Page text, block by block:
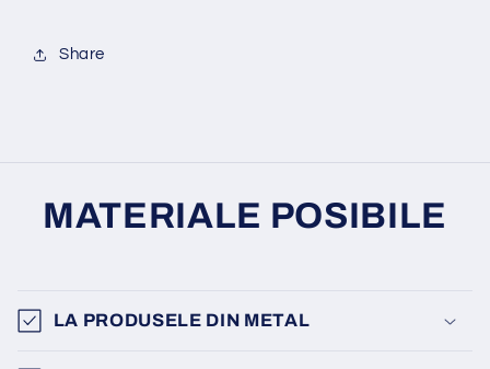
Share
MATERIALE POSIBILE
LA PRODUSELE DIN METAL